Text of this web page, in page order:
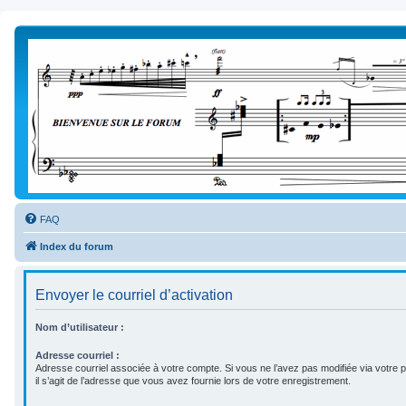
FAQ
Index du forum
Envoyer le courriel d’activation
Nom d’utilisateur :
Adresse courriel :
Adresse courriel associée à votre compte. Si vous ne l’avez pas modifiée via votre
il s’agit de l’adresse que vous avez fournie lors de votre enregistrement.